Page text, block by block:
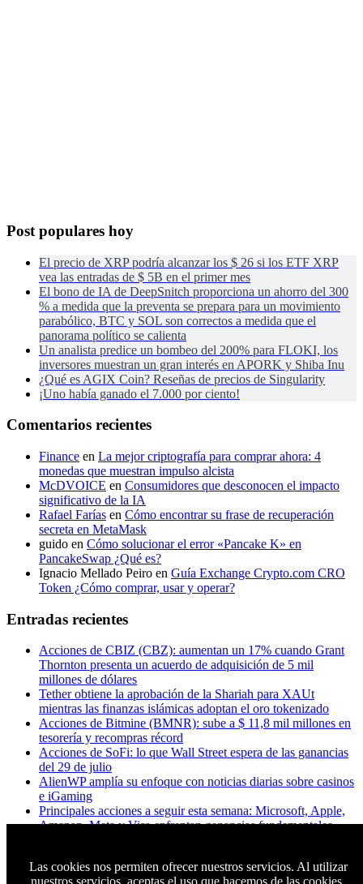
Post populares hoy
El precio de XRP podría alcanzar los $ 26 si los ETF XRP
vea las entradas de $ 5B en el primer mes
El bono de IA de DeepSnitch proporciona un ahorro del 300
% a medida que la preventa se prepara para un movimiento
parabólico, BTC y SOL son correctos a medida que el
panorama político se calienta
Un analista predice un bombeo del 200% para FLOKI, los
inversores muestran un gran interés en APORK y Shiba Inu
¿Qué es AGIX Coin? Reseñas de precios de Singularity
¡Uno había ganado el 7.000 por ciento!
Comentarios recientes
Finance en La mejor criptografía para comprar ahora: 4
monedas que muestran impulso alcista
McDVOICE en Consumidores que desconocen el impacto
significativo de la IA
Rafael Farías en Cómo encontrar su frase de recuperación
secreta en MetaMask
guido en Cómo solucionar el error «Pancake K» en
PancakeSwap ¿Qué es?
Ignacio Mellado Peiro en Guía Exchange Crypto.com CRO
Token ¿Cómo comprar, usar y operar?
Entradas recientes
Acciones de CBIZ (CBZ): aumentan un 17% cuando Grant
Thornton presenta un acuerdo de adquisición de 5 mil
millones de dólares
Tether obtiene la aprobación de la Shariah para XAUt
mientras las finanzas islámicas adoptan el oro tokenizado
Acciones de Bitmine (BMNR): sube a $ 11,8 mil millones en
tesorería y recompras récord
Acciones de SoFi: lo que Wall Street espera de las ganancias
del 29 de julio
AlienWP amplía su enfoque con noticias diarias sobre casinos
e iGaming
Principales acciones a seguir esta semana: Microsoft, Apple,
Amazon, Meta y Visa enfrentan ganancias fundamentales
Apple quiere chips chinos. Micron dice que no. Trump tiene
Las cookies nos permiten ofrecer nuestros servicios. Al utilizar
nuestros servicios, aceptas el uso que hacemos de las cookies.